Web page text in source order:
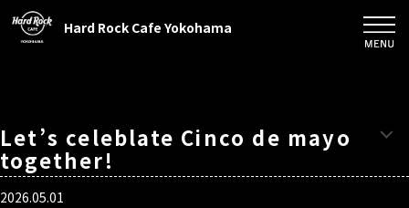
Hard Rock Cafe Yokohama
Let’s celeblate Cinco de mayo
together!
2026.05.01